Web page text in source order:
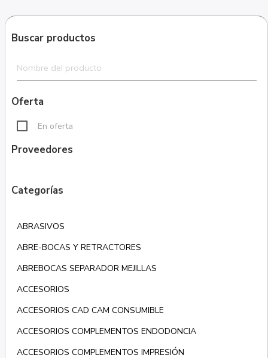
Buscar productos
Oferta
En oferta
Proveedores
Categorías
ABRASIVOS
ABRE-BOCAS Y RETRACTORES
ABREBOCAS SEPARADOR MEJILLAS
ACCESORIOS
ACCESORIOS CAD CAM CONSUMIBLE
ACCESORIOS COMPLEMENTOS ENDODONCIA
ACCESORIOS COMPLEMENTOS IMPRESIÓN